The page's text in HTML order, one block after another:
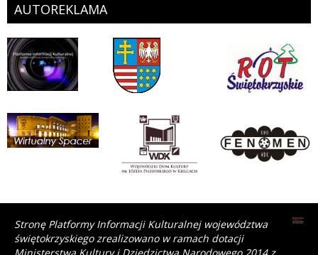
AUTOREKLAMA
Stronę Platformy Informacji Kulturalnej województwa
świętokrzyskiego zrealizowano w ramach dotacji
Ministerstwa Kultury i Dziedzictwa Narodowego 2014 z